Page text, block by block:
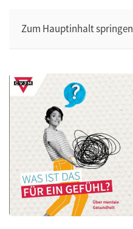
Zum Hauptinhalt springen